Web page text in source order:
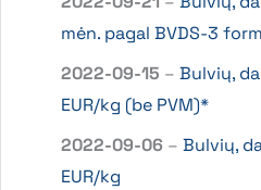
mėn. pagal BVDS-3
2022-09-15 – Bulvių,
EUR/kg (be PVM)*
2022-09-06 – Bulvių,
EUR/kg